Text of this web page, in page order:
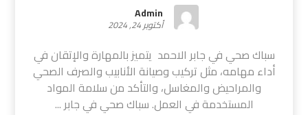
Admin
أكتوبر 24, 2024
سباك صحي في جابر الاحمد يتميز بالمهارة والإتقان في
أداء مهامه، مثل تركيب وصيانة الأنابيب والصرف الصحي
والمراحيض والمغاسل، والتأكد من سلامة المواد
المستخدمة في العمل. سباك صحي في جابر ...